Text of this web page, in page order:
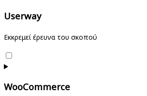
Userway
Εκκρεμεί έρευνα του σκοπού
Consent
to
userway
WooCommerce